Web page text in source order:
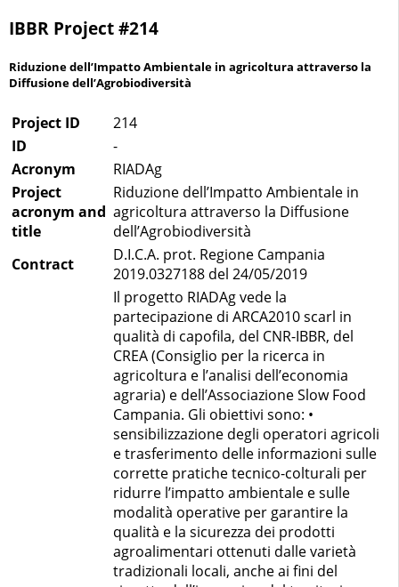
IBBR Project #214
Riduzione dell’Impatto Ambientale in agricoltura attraverso la
Diffusione dell’Agrobiodiversità
Project ID
214
ID
-
Acronym
RIADAg
Project
acronym and
title
Riduzione dell’Impatto Ambientale in
agricoltura attraverso la Diffusione
dell’Agrobiodiversità
Contract
D.I.C.A. prot. Regione Campania
2019.0327188 del 24/05/2019
Il progetto RIADAg vede la
partecipazione di ARCA2010 scarl in
qualità di capofila, del CNR-IBBR, del
CREA (Consiglio per la ricerca in
agricoltura e l’analisi dell’economia
agraria) e dell’Associazione Slow Food
Campania. Gli obiettivi sono: •
sensibilizzazione degli operatori agricoli
e trasferimento delle informazioni sulle
corrette pratiche tecnico-colturali per
ridurre l’impatto ambientale e sulle
modalità operative per garantire la
qualità e la sicurezza dei prodotti
agroalimentari ottenuti dalle varietà
tradizionali locali, anche ai fini del